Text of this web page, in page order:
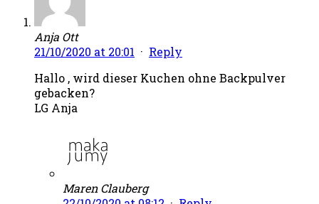
Anja Ott
21/10/2020 at 20:01 · Reply
Hallo , wird dieser Kuchen ohne Backpulver
gebacken?
LG Anja
Maren Clauberg